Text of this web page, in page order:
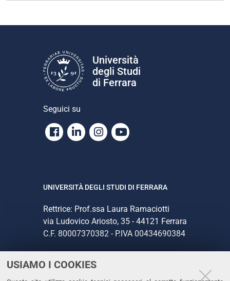
USIAMO I COOKIES
Università
degli Studi
di Ferrara
Seguici su
Facebook
LinkedinInstagram
Youtube
UNIVERSITÀ DEGLI STUDI DI FERRARA
Rettrice: Prof.ssa Laura Ramaciotti
via Ludovico Ariosto, 35 - 44121 Ferrara
C.F. 80007370382 - P.IVA 00434690384
CONTATTI